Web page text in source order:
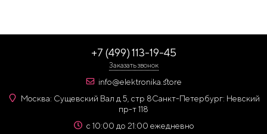
+7 (499) 113-19-45
Заказать звонок
info@elektronika.store
Москва: Сущевский Вал д 5, стр 8Санкт-Петербург: Невский
пр-т 118
с 10:00 до 21:00 ежедневно